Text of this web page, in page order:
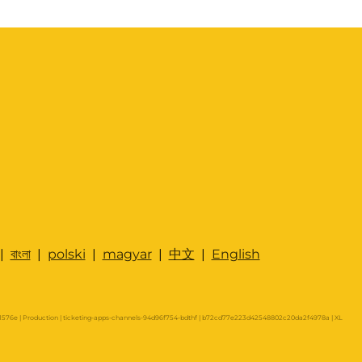
বাংলা| polski | magyar| 中文 | English
| Production | ticketing-apps-channels-94d96f754-bdthf | b72cd77e223d42548802c20da2f4978a | XL